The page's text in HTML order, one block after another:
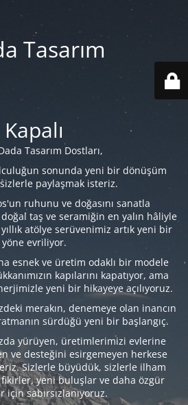
Tasarım
Kapalı
Tasarım Dostları,
sonunda yeni bir dönüşüm
paylaşmak isteriz.
ruhunu ve doğasını sanatla
taş ve seramiğin en yalın hâliyle
atölye serüvenimiz artık yeni bir
yöne evriliyor.
esnek ve üretim odaklı bir modele
kapılarını kapatıyor, ama
yeni bir hikayeye açılıyoruz.
merakın, denemeye olan inancın
sürdüğü yeni bir başlangıç.
yürüyen, üretimlerimizi evlerine
ve desteğini esirgemeyen herkese
Sizlerle büyüdük, sizlerle ilham
fikirler, yeni buluşlar ve daha özgür
için sabırsızlanıyoruz.